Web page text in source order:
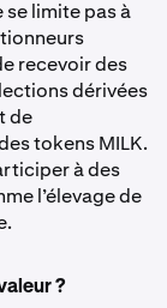
se limite pas à
recevoir des
dérivées
de
tokens MILK.
à des
l’élevage de
?